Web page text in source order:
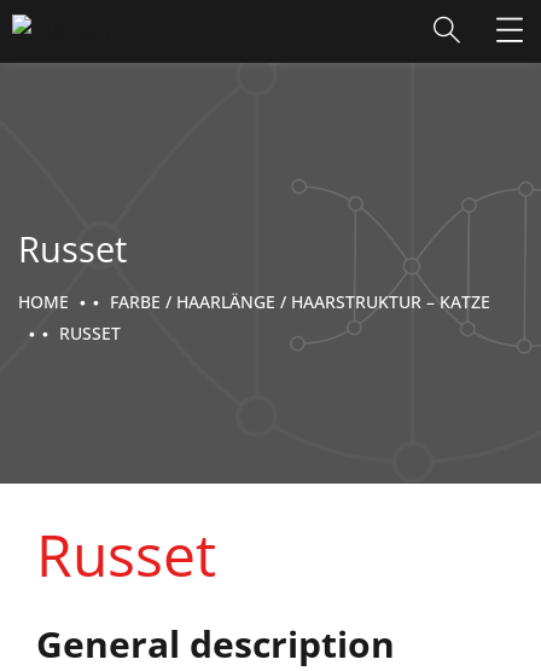
Russet
HOME
FARBE / HAARLÄNGE / HAARSTRUKTUR – KATZE
RUSSET
Russet
General description